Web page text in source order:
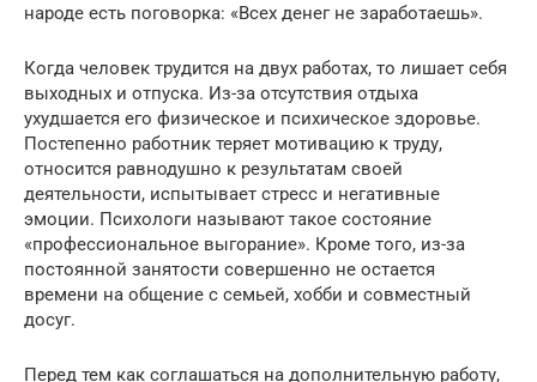
народе есть поговорка: «Всех денег не заработаешь».
Когда человек трудится на двух работах, то лишает себя
выходных и отпуска. Из-за отсутствия отдыха
ухудшается его физическое и психическое здоровье.
Постепенно работник теряет мотивацию к труду,
относится равнодушно к результатам своей
деятельности, испытывает стресс и негативные
эмоции. Психологи называют такое состояние
«профессиональное выгорание». Кроме того, из-за
постоянной занятости совершенно не остается
времени на общение с семьей, хобби и совместный
досуг.
Перед тем как соглашаться на дополнительную работу,